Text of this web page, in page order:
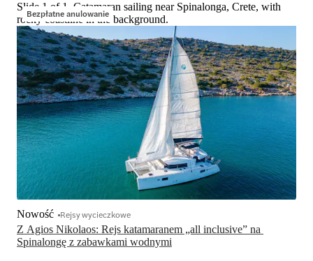
Bezpłatne anulowanie
Slide 1 of 1, Catamaran sailing near Spinalonga, Crete, with
rocky coastline in the background.
Z Agios Nikolaos: Rejs katamaranem „all inclusive” na
Spinalongę z zabawkami wodnymi
Nowość Rejsy wycieczkowe